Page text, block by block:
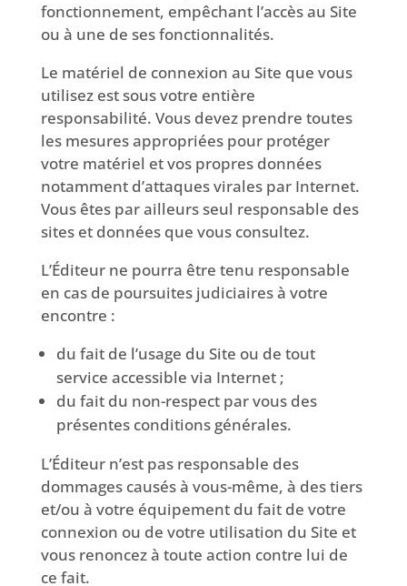
fonctionnement, empêchant l’accès au Site
ou à une de ses fonctionnalités.
Le matériel de connexion au Site que vous
utilisez est sous votre entière
responsabilité. Vous devez prendre toutes
les mesures appropriées pour protéger
votre matériel et vos propres données
notamment d’attaques virales par Internet.
Vous êtes par ailleurs seul responsable des
sites et données que vous consultez.
L’Éditeur ne pourra être tenu responsable
en cas de poursuites judiciaires à votre
encontre :
du fait de l’usage du Site ou de tout
service accessible via Internet ;
du fait du non-respect par vous des
présentes conditions générales.
L’Éditeur n’est pas responsable des
dommages causés à vous-même, à des tiers
et/ou à votre équipement du fait de votre
connexion ou de votre utilisation du Site et
vous renoncez à toute action contre lui de
ce fait.